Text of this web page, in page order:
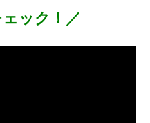
ック！／